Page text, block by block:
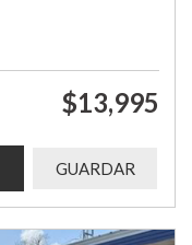
$13,995
GUARDAR